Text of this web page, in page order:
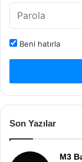
Beni hatırla
Son Yazılar
M3